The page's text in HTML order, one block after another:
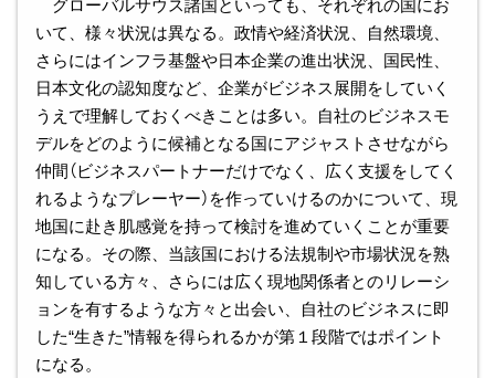
グローバルサウス諸国といっても、それぞれの国にお
いて、様々状況は異なる。政情や経済状況、自然環境、
さらにはインフラ基盤や日本企業の進出状況、国民性、
日本文化の認知度など、企業がビジネス展開をしていく
うえで理解しておくべきことは多い。自社のビジネスモ
デルをどのように候補となる国にアジャストさせながら
仲間（ビジネスパートナーだけでなく、広く支援をしてく
れるようなプレーヤー）を作っていけるのかについて、現
地国に赴き肌感覚を持って検討を進めていくことが重要
になる。その際、当該国における法規制や市場状況を熟
知している方々、さらには広く現地関係者とのリレーシ
ョンを有するような方々と出会い、自社のビジネスに即
した“生きた”情報を得られるかが第１段階ではポイント
になる。